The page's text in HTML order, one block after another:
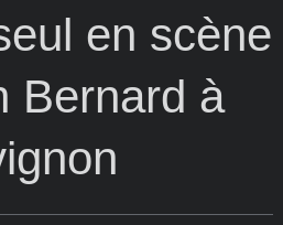
en scène
Bernard à